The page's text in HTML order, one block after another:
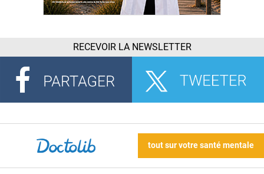
RECEVOIR LA NEWSLETTER
tout sur votre santé mentale